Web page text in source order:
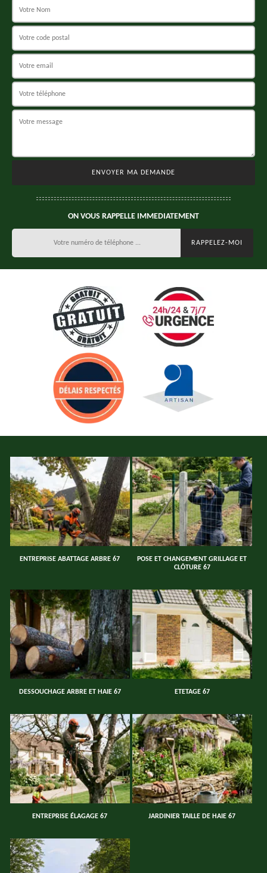
ON VOUS RAPPELLE IMMEDIATEMENT
ENTREPRISE ABATTAGE ARBRE 67
POSE ET CHANGEMENT GRILLAGE ET
CLÔTURE 67
DESSOUCHAGE ARBRE ET HAIE 67 ETETAGE 67
ENTREPRISE ÉLAGAGE 67 JARDINIER TAILLE DE HAIE 67